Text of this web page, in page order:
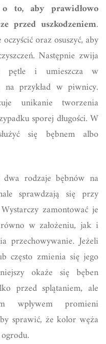
to, aby prawidłowo
przed uszkodzeniem.
oraz osuszyć, aby
Następnie zwija
pętle i umieszcza w
na przykład w piwnicy.
unikanie tworzenia
sporej długości. W
się bębnem albo
rodzaje bębnów na
sprawdzają się przy
zamontować je
w założeniu, jak i
przechowywanie. Jeżeli
często zmienia się jego
okaże się bęben
przed splątaniem, ale
wpływem promieni
sprawić, że kolor węża